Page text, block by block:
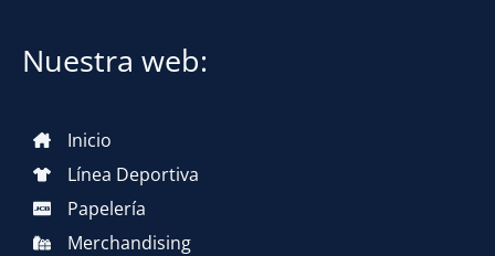
Nuestra web:
Inicio
Línea Deportiva
Papelería
Merchandising